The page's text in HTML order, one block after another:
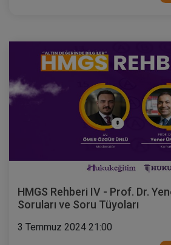
HMGS Rehberi IV - Prof. Dr.
Soruları ve Soru Tüyoları
3 Temmuz 2024 21:00